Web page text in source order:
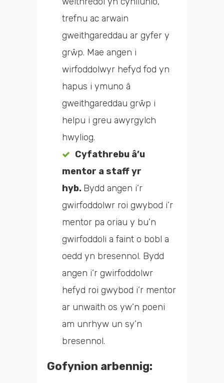
trefnu ac arwain
gweithgareddau ar gyfer y
grŵp. Mae angen i
wirfoddolwyr hefyd fod yn
hapus i ymuno â
gweithgareddau grŵp i
helpu i greu awyrgylch
hwyliog.
Cyfathrebu â’u
mentor a staff yr
hyb. Bydd angen i’r
gwirfoddolwr roi gwybod i’r
mentor pa oriau y bu’n
gwirfoddoli a faint o bobl a
oedd yn bresennol. Bydd
angen i’r gwirfoddolwr
hefyd roi gwybod i’r mentor
ar unwaith os yw’n poeni
am unrhyw un sy’n
bresennol.
Gofynion arbennig: